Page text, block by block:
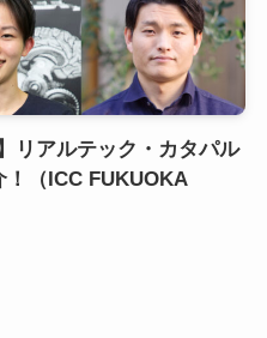
リアルテック・カタパル
！（ICC FUKUOKA